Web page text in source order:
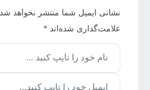
نشانی ایمیل شما منتشر نخواهد شد.
علامت‌گذاری شده‌اند *